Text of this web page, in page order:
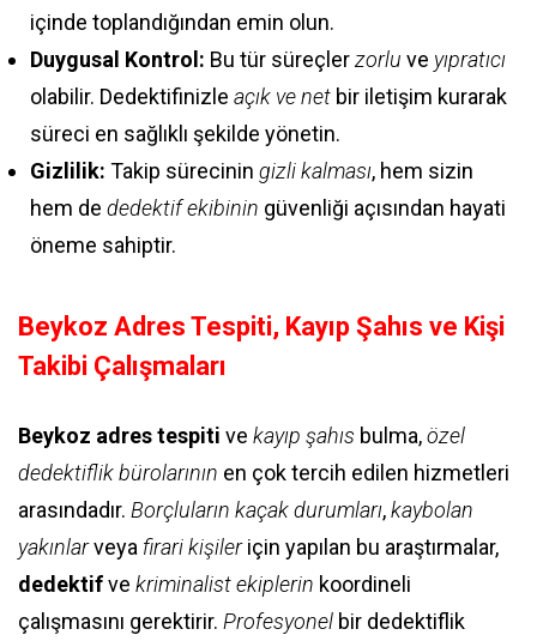
içinde toplandığından emin olun.
Duygusal Kontrol: Bu tür süreçlerzorlu ve yıpratıcı
olabilir. Dedektifinizle açık ve net bir iletişim kurarak
süreci en sağlıklı şekilde yönetin.
Gizlilik: Takip sürecinin gizli kalması, hem sizin
hem de dedektif ekibinin güvenliği açısından hayati
öneme sahiptir.
Beykoz Adres Tespiti, Kayıp Şahıs ve Kişi
Takibi Çalışmaları
Beykoz adres tespiti ve kayıp şahıs bulma,özel
dedektiflik bürolarının en çok tercih edilen hizmetleri
arasındadır. Borçluların kaçak durumları,kaybolan
yakınlarveya firari kişileriçin yapılan bu araştırmalar,
dedektifve kriminalist ekiplerin koordineli
çalışmasını gerektirir. Profesyonel bir dedektiflik